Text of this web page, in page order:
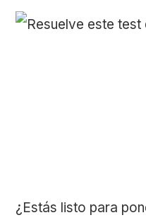
¿Estás listo para